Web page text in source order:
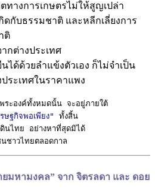
ทางการเกษตรไม่ให้สูญเปล่า
ดกับธรรมชาติ และหลีกเลี่ยงการ
ติ
กต่างประเทศ
ได้ด้วยลำแข้งตัวเอง ก็ไม่จำเป็น
ระเทศในราคาแพง
ระองค์ทั้งหมดนั้น จะอยู่ภายใต้
ษฐกิจพอเพียง"
ทั้งสิ้น
นไทย อย่างหาที่สุดมิได้
ชาวไทยตลอดกาล
มหามงคล” จาก จิตรลดา และ ดอย